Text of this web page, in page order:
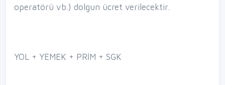
operatörü vb.) dolgun ücret verilecektir.
YOL + YEMEK + PRİM + SGK